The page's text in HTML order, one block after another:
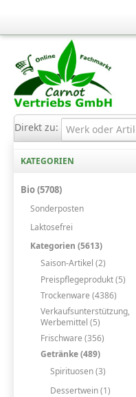
Direkt zu:
KATEGORIEN
Bio (5708)
Sonderposten
Laktosefrei
Kategorien (5613)
Saison-Artikel (2)
Preispflegeprodukt (5)
Trockenware (4386)
Verkaufsunterstützung,
Werbemittel (5)
Frischware (356)
Getränke (489)
Spirituosen (3)
Dessertwein (1)